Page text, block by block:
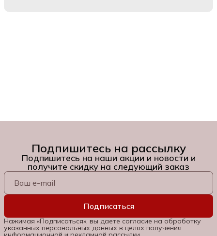
Подпишитесь на рассылку
Подпишитесь на наши акции и новости и
получите скидку на следующий заказ
Подписаться
Нажимая «Подписаться», вы даете согласие на обработку
указанных персональных данных в целях получения